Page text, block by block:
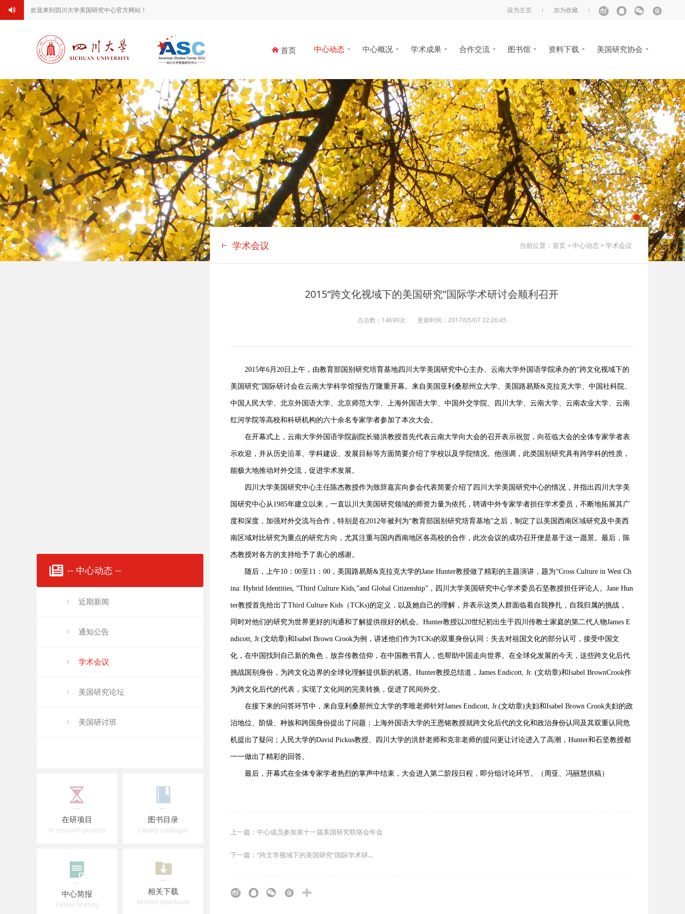
欢迎来到四川大学美国研究中心官方网站！ 设为主页 加为收藏
首页 中心动态 中心概况 学术成果 合作交流 图书馆 资料下载 美国研究协会
-- 中心动态 --
近期新闻
通知公告
学术会议
美国研究论坛
美国研讨班
在研项目
In research projects
图书目录
Library catalogue
中心简报
Center briefing
相关下载
Related downloads
学术会议 当前位置： 首页>中心动态 >学术会议
2015“跨文化视域下的美国研究”国际学术研讨会顺利召开
点击数：14690次 更新时间：2017/05/07 22:26:45
2015年6月20日上午，由教育部国别研究培育基地四川大学美国研究中心主办、云南大学外国语学院承办的“跨文化视域下的
美国研究”国际研讨会在云南大学科学馆报告厅隆重开幕。来自美国亚利桑那州立大学、美国路易斯&克拉克大学、中国社科院、
中国人民大学、北京外国语大学、北京师范大学、上海外国语大学、中国外交学院、四川大学、云南大学、云南农业大学、云南
红河学院等高校和科研机构的六十余名专家学者参加了本次大会。
在开幕式上，云南大学外国语学院副院长骆洪教授首先代表云南大学向大会的召开表示祝贺，向莅临大会的全体专家学者表
示欢迎，并从历史沿革、学科建设、发展目标等方面简要介绍了学校以及学院情况。他强调，此类国别研究具有跨学科的性质，
能极大地推动对外交流，促进学术发展。
四川大学美国研究中心主任陈杰教授作为致辞嘉宾向参会代表简要介绍了四川大学美国研究中心的情况，并指出四川大学美
国研究中心从1985年建立以来，一直以川大美国研究领域的师资力量为依托，聘请中外专家学者担任学术委员，不断地拓展其广
度和深度，加强对外交流与合作，特别是在2012年被列为“教育部国别研究培育基地”之后，制定了以美国西南区域研究及中美西
南区域对比研究为重点的研究方向，尤其注重与国内西南地区各高校的合作，此次会议的成功召开便是基于这一愿景。最后，陈
杰教授对各方的支持给予了衷心的感谢。
随后，上午10：00至11：00，美国路易斯&克拉克大学的Jane Hunter教授做了精彩的主题演讲，题为“Cross Culture in West Ch
ina: Hybrid Identities, “Third Culture Kids,”and Global Citizenship”，四川大学美国研究中心学术委员石坚教授担任评论人。Jane Hun
ter教授首先给出了Third Culture Kids（TCKs)的定义，以及她自己的理解，并表示这类人群面临着自我挣扎，自我归属的挑战，
同时对他们的研究为世界更好的沟通和了解提供很好的机会。Hunter教授以20世纪初出生于四川传教士家庭的第二代人物James E
ndicott, Jr.(文幼章)和Isabel Brown Crook为例，讲述他们作为TCKs的双重身份认同：失去对祖国文化的部分认可，接受中国文
化，在中国找到自己新的角色，放弃传教信仰，在中国教书育人，也帮助中国走向世界。在全球化发展的今天，这些跨文化后代
挑战国别身份，为跨文化边界的全球化理解提供新的机遇。Hunter教授总结道，James Endicott, Jr. (文幼章)和Isabel BrownCrook作
为跨文化后代的代表，实现了文化间的完美转换，促进了民间外交。
在接下来的问答环节中，来自亚利桑那州立大学的李唯老师针对James Endicott, Jr.(文幼章)夫妇和Isabel Brown Crook夫妇的政
治地位、阶级、种族和跨国身份提出了问题；上海外国语大学的王恩铭教授就跨文化后代的文化和政治身份认同及其双重认同危
机提出了疑问；人民大学的David Pickus教授、四川大学的洪舒老师和克非老师的提问更让讨论进入了高潮，Hunter和石坚教授都
一一做出了精彩的回答。
最后，开幕式在全体专家学者热烈的掌声中结束，大会进入第二阶段日程，即分组讨论环节。（周亚、冯丽慧供稿）
上一篇：中心成员参加第十一届美国研究联络会年会
下一篇：“跨文学视域下的美国研究”国际学术研...